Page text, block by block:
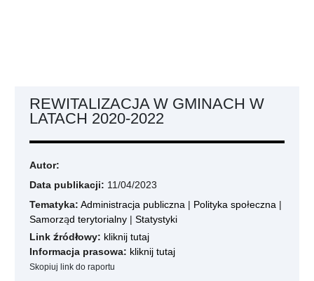
REWITALIZACJA W GMINACH W
LATACH 2020-2022
Autor:
Data publikacji: 11/04/2023
Tematyka: Administracja publiczna | Polityka społeczna |
Samorząd terytorialny | Statystyki
Link źródłowy: kliknij tutaj
Informacja prasowa: kliknij tutaj
Skopiuj link do raportu